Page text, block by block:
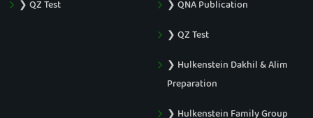
❯ QZ Test
❯ QNA Publication
❯ QZ Test
❯ Hulkenstein Dakhil & Alim
Preparation
❯ Hulkenstein Family Group